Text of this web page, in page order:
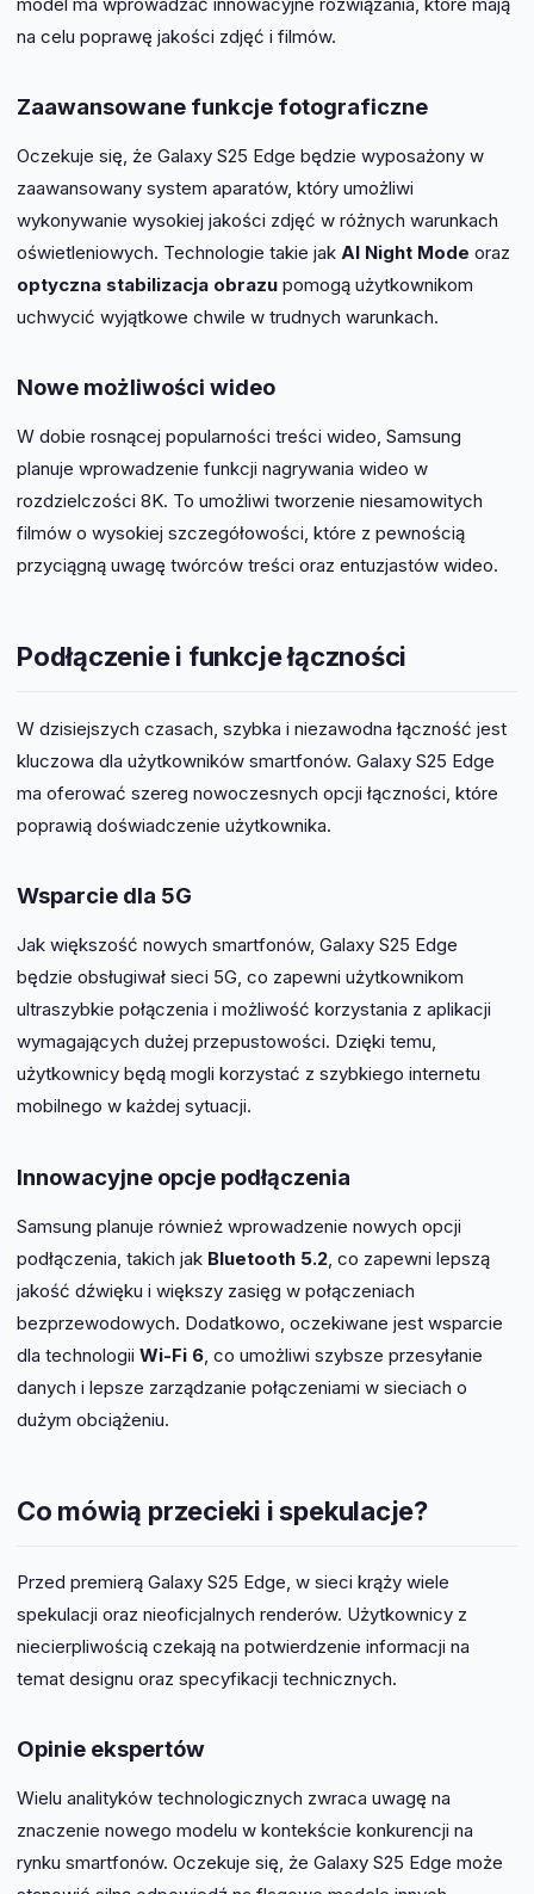
na celu poprawę jakości zdjęć i filmów.
Zaawansowane funkcje fotograficzne
Oczekuje się, że Galaxy S25 Edge będzie wyposażony w
zaawansowany system aparatów, który umożliwi
wykonywanie wysokiej jakości zdjęć w różnych warunkach
oświetleniowych. Technologie takie jak AI Night Mode oraz
optyczna stabilizacja obrazu pomogą użytkownikom
uchwycić wyjątkowe chwile w trudnych warunkach.
Nowe możliwości wideo
W dobie rosnącej popularności treści wideo, Samsung
planuje wprowadzenie funkcji nagrywania wideo w
rozdzielczości 8K. To umożliwi tworzenie niesamowitych
filmów o wysokiej szczegółowości, które z pewnością
przyciągną uwagę twórców treści oraz entuzjastów wideo.
Podłączenie i funkcje łączności
W dzisiejszych czasach, szybka i niezawodna łączność jest
kluczowa dla użytkowników smartfonów. Galaxy S25 Edge
ma oferować szereg nowoczesnych opcji łączności, które
poprawią doświadczenie użytkownika.
Wsparcie dla 5G
Jak większość nowych smartfonów, Galaxy S25 Edge
będzie obsługiwał sieci 5G, co zapewni użytkownikom
ultraszybkie połączenia i możliwość korzystania z aplikacji
wymagających dużej przepustowości. Dzięki temu,
użytkownicy będą mogli korzystać z szybkiego internetu
mobilnego w każdej sytuacji.
Innowacyjne opcje podłączenia
Samsung planuje również wprowadzenie nowych opcji
podłączenia, takich jak Bluetooth 5.2 , co zapewni lepszą
jakość dźwięku i większy zasięg w połączeniach
bezprzewodowych. Dodatkowo, oczekiwane jest wsparcie
dla technologii Wi-Fi 6 , co umożliwi szybsze przesyłanie
danych i lepsze zarządzanie połączeniami w sieciach o
dużym obciążeniu.
Co mówią przecieki i spekulacje?
Przed premierą Galaxy S25 Edge, w sieci krąży wiele
spekulacji oraz nieoficjalnych renderów. Użytkownicy z
niecierpliwością czekają na potwierdzenie informacji na
temat designu oraz specyfikacji technicznych.
Opinie ekspertów
Wielu analityków technologicznych zwraca uwagę na
znaczenie nowego modelu w kontekście konkurencji na
rynku smartfonów. Oczekuje się, że Galaxy S25 Edge może